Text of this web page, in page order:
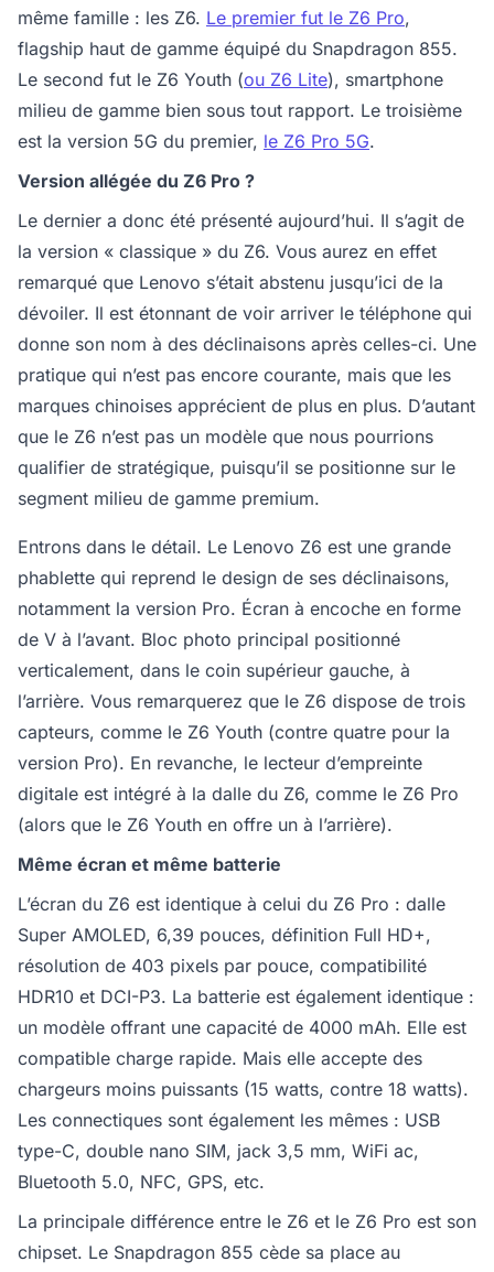
même famille : les Z6. Le premier fut le Z6 Pro,
flagship haut de gamme équipé du Snapdragon 855.
Le second fut le Z6 Youth (ou Z6 Lite), smartphone
milieu de gamme bien sous tout rapport. Le troisième
est la version 5G du premier, le Z6 Pro 5G.
Version allégée du Z6 Pro ?
Le dernier a donc été présenté aujourd’hui. Il s’agit de
la version « classique » du Z6. Vous aurez en effet
remarqué que Lenovo s’était abstenu jusqu’ici de la
dévoiler. Il est étonnant de voir arriver le téléphone qui
donne son nom à des déclinaisons après celles-ci. Une
pratique qui n’est pas encore courante, mais que les
marques chinoises apprécient de plus en plus. D’autant
que le Z6 n’est pas un modèle que nous pourrions
qualifier de stratégique, puisqu’il se positionne sur le
segment milieu de gamme premium.
Entrons dans le détail. Le Lenovo Z6 est une grande
phablette qui reprend le design de ses déclinaisons,
notamment la version Pro. Écran à encoche en forme
de V à l’avant. Bloc photo principal positionné
verticalement, dans le coin supérieur gauche, à
l’arrière. Vous remarquerez que le Z6 dispose de trois
capteurs, comme le Z6 Youth (contre quatre pour la
version Pro). En revanche, le lecteur d’empreinte
digitale est intégré à la dalle du Z6, comme le Z6 Pro
(alors que le Z6 Youth en offre un à l’arrière).
Même écran et même batterie
L’écran du Z6 est identique à celui du Z6 Pro : dalle
Super AMOLED, 6,39 pouces, définition Full HD+,
résolution de 403 pixels par pouce, compatibilité
HDR10 et DCI-P3. La batterie est également identique :
un modèle offrant une capacité de 4000 mAh. Elle est
compatible charge rapide. Mais elle accepte des
chargeurs moins puissants (15 watts, contre 18 watts).
Les connectiques sont également les mêmes : USB
type-C, double nano SIM, jack 3,5 mm, WiFi ac,
Bluetooth 5.0, NFC, GPS, etc.
La principale différence entre le Z6 et le Z6 Pro est son
chipset. Le Snapdragon 855 cède sa place au